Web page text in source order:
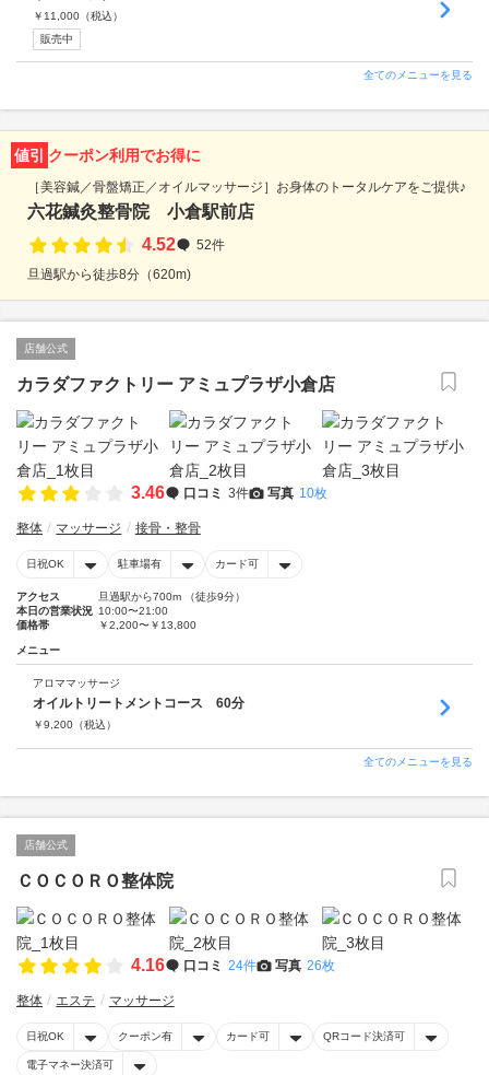
￥ 11,000 （税込）
販売中
全てのメニューを見る
値引 クーポン利用でお得に
［美容鍼／骨盤矯正／オイルマッサージ］お身体のトータルケアをご提供♪
六花鍼灸整骨院 小倉駅前店
4.52
52件
旦過駅から徒歩8分（620m)
店舗公式
カラダファクトリー アミュプラザ小倉店
3.46 口コミ 3件 写真 10枚
整体 マッサージ 接骨・整骨
日祝OK 駐車場有 カード可
アクセス
旦過駅から700m （徒歩9分）
本日の営業状況 10:00〜21:00
価格帯
￥2,200〜￥13,800
メニュー
アロママッサージ
オイルトリートメントコース 60分
￥9,200 （税込）
全てのメニューを見る
店舗公式
ＣＯＣＯＲＯ整体院
4.16 口コミ 24件 写真 26枚
整体 エステ マッサージ
日祝OK クーポン有 カード可 QRコード決済可
電子マネー決済可